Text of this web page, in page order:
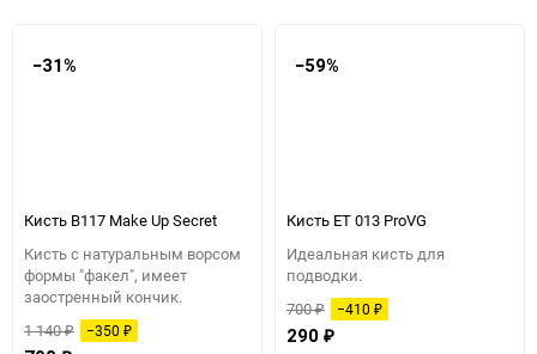
−31%
Кисть B117 Make Up Secret
Кисть c натуральным ворсом
формы "факел", имеет
заостренный кончик.
1 140₽ −350 ₽
−59%
Кисть ЕТ 013 ProVG
Идеальная кисть для
подводки.
700₽ −410 ₽
290 ₽